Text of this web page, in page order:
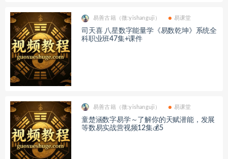
易善古籍（微:yishanguji） 易课堂
司天喜 八星数字能量学《易数乾坤》系统全
科职业班47集+课件
易善古籍（微:yishanguji） 易课堂
童楚涵数字易学～了解你的天赋潜能，发展
等数易实战营视频12集💰5